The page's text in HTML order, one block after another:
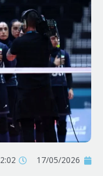
17/05/2026 2:02 م